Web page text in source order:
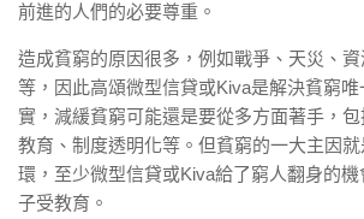
前進的人們的必要尊重。
造成貧窮的原因很多，例如戰爭、天災、
等，因此高頌微型信貸或Kiva是解決貧窮
實，減緩貧窮可能還是要從多方面著手，包
教育、制度透明化等。但貧窮的一大主因
環，至少微型信貸或Kiva給了窮人翻身的
子受教育。